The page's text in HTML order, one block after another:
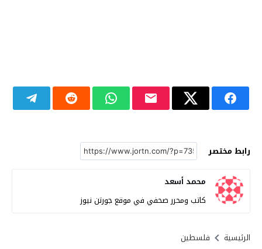
رابط مختصر
محمد أسعد
كاتب ومحرر صحفي في موقع جورتن نيوز
الرئيسية فلسطين